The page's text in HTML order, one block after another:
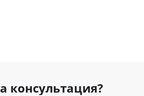
консультация?